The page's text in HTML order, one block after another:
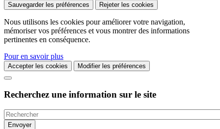
Sauvegarder les préférences Rejeter les cookies
Nous utilisons les cookies pour améliorer votre navigation,
mémoriser vos préférences et vous montrer des informations
pertinentes en conséquence.
Pour en savoir plus
Accepter les cookies Modifier les préférences
Recherchez une information sur le site